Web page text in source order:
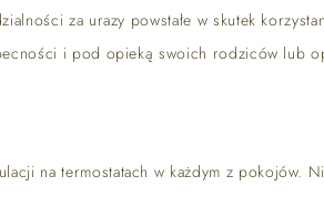
za urazy powstałe w skutek
i pod opieką swoich rodziców lub
na termostatach w każdym z pokojów.